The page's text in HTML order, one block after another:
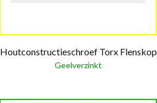
Houtconstructieschroef Torx Flenskop
Geelverzinkt